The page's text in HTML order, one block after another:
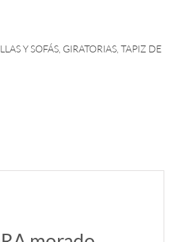
Y SOFÁS GIRATORIAS TAPIZ DE